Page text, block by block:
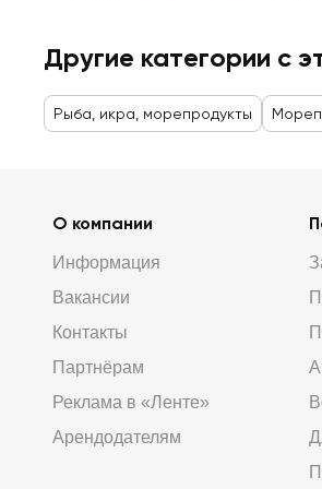
Другие категории с
Рыба, икра, морепродукты
О компании
Информация
Вакансии
Контакты
Партнёрам
Реклама в «Ленте»
Арендодателям